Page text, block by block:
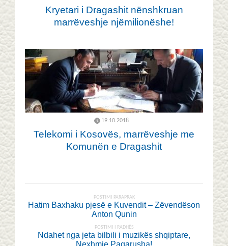
Kryetari i Dragashit nënshkruan
marrëveshje njëmilionëshe!
19.10.2018
Telekomi i Kosovës, marrëveshje me
Komunën e Dragashit
POSTIMI PARAPRAK
Hatim Baxhaku pjesë e Kuvendit – Zëvendëson
Anton Qunin
POSTIMI I RADHËS
Ndahet nga jeta bilbili i muzikës shqiptare,
Nexhmie Pagarusha!